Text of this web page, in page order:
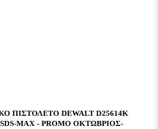
ΠΙΣΤΟΛΈΤΟ DEWALT D25614K
SDS-MAX - PROMO ΟΚΤΩΒΡΙΟΣ-